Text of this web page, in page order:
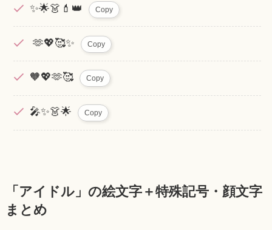
✨🌟👗💄👑 Copy
🫶💖🥰✨ Copy
🧡💖🫶🥰 Copy
🎤✨👗🌟 Copy
「アイドル」の絵文字＋特殊記号・顔文字
まとめ